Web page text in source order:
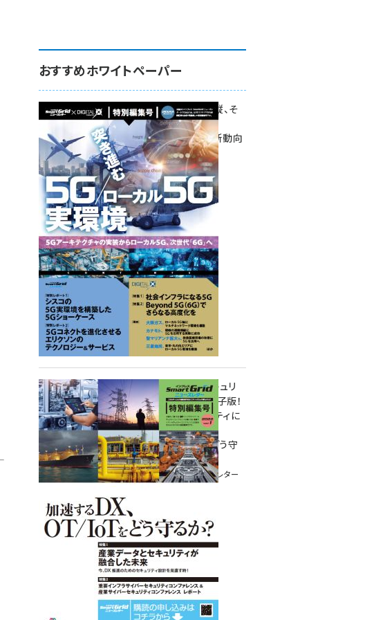
おすすめホワイトペーパー
環境対策、建機の遠隔操縦、そ
して医療。
次世代通信規格「5G」最新動向
をこの1冊で学ぶ
SmartGrid ニューズレター ×
DIGITAL X 特別編集号 2022
Summer
重要インフラサイバーセキュリ
ティコンファレンス特別電子版！
― 産業サイバーセキュリティに
関わる全ての方へ！ ―
加速するDX、OT/IoTをどう守
るか？
インプレス SmartGridニューズレター